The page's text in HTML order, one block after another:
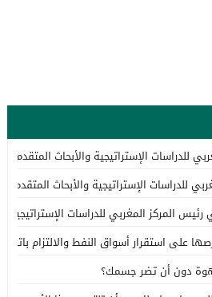
للدراسات الإستراتيجية والأبحاث المتقدمة
للدراسات الإستراتيجية والأبحاث المتقدمة
المركز المغربي للدراسات الإستراتيجية
على استقرار أسواق النفط والالتزام
دون أن تضر جسمك؟